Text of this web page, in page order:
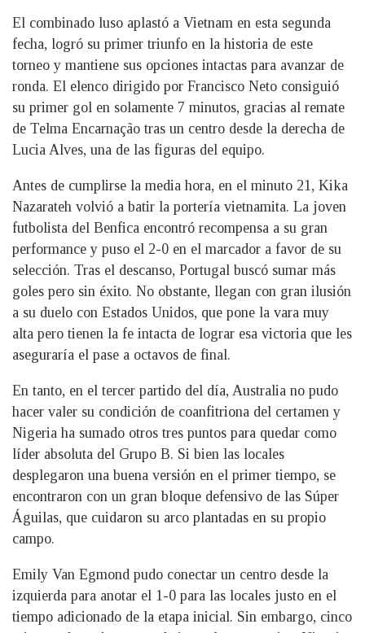
El combinado luso aplastó a Vietnam en esta segunda
fecha, logró su primer triunfo en la historia de este
torneo y mantiene sus opciones intactas para avanzar de
ronda. El elenco dirigido por Francisco Neto consiguió
su primer gol en solamente 7 minutos, gracias al remate
de Telma Encarnação tras un centro desde la derecha de
Lucia Alves, una de las figuras del equipo.
Antes de cumplirse la media hora, en el minuto 21, Kika
Nazarateh volvió a batir la portería vietnamita. La joven
futbolista del Benfica encontró recompensa a su gran
performance y puso el 2-0 en el marcador a favor de su
selección. Tras el descanso, Portugal buscó sumar más
goles pero sin éxito. No obstante, llegan con gran ilusión
a su duelo con Estados Unidos, que pone la vara muy
alta pero tienen la fe intacta de lograr esa victoria que les
aseguraría el pase a octavos de final.
En tanto, en el tercer partido del día, Australia no pudo
hacer valer su condición de coanfitriona del certamen y
Nigeria ha sumado otros tres puntos para quedar como
líder absoluta del Grupo B. Si bien las locales
desplegaron una buena versión en el primer tiempo, se
encontraron con un gran bloque defensivo de las Súper
Águilas, que cuidaron su arco plantadas en su propio
campo.
Emily Van Egmond pudo conectar un centro desde la
izquierda para anotar el 1-0 para las locales justo en el
tiempo adicionado de la etapa inicial. Sin embargo, cinco